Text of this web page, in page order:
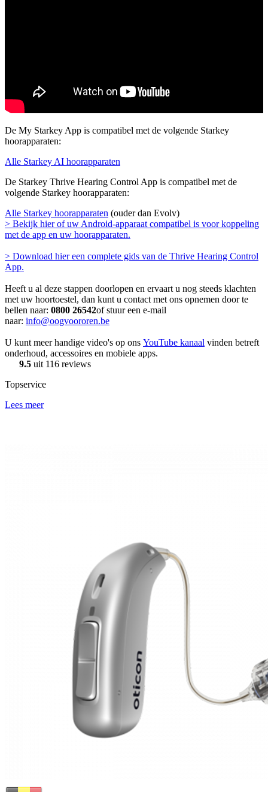
De My Starkey App is compatibel met de volgende Starkey
hoorapparaten:
Alle Starkey AI hoorapparaten
De Starkey Thrive Hearing Control App is compatibel met de
volgende Starkey hoorapparaten:
Alle Starkey hoorapparaten (ouder dan Evolv)
> Bekijk hier of uw Android-apparaat compatibel is voor koppeling
met de app en uw hoorapparaten.
> Download hier een complete gids van de Thrive Hearing Control
App.
Heeft u al deze stappen doorlopen en ervaart u nog steeds klachten
met uw hoortoestel, dan kunt u contact met ons opnemen door te
bellen naar: 0800 26542of stuur een e-mail
naar: info@oogvoororen.be
U kunt meer handige video's op ons YouTube kanaal vinden betreft
onderhoud, accessoires en mobiele apps.
9.5 uit 116 reviews
Topservice
Lees meer